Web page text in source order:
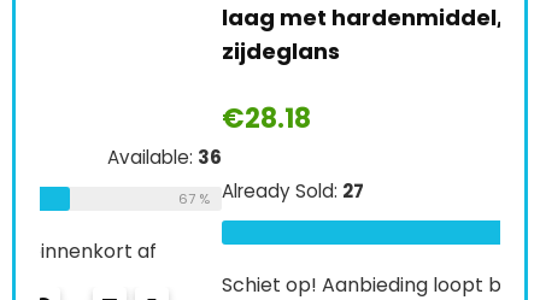
laag met hardenmiddel, 200 ml,
Already Sold: 27
Schiet op! Aanbieding loopt binnenkort af